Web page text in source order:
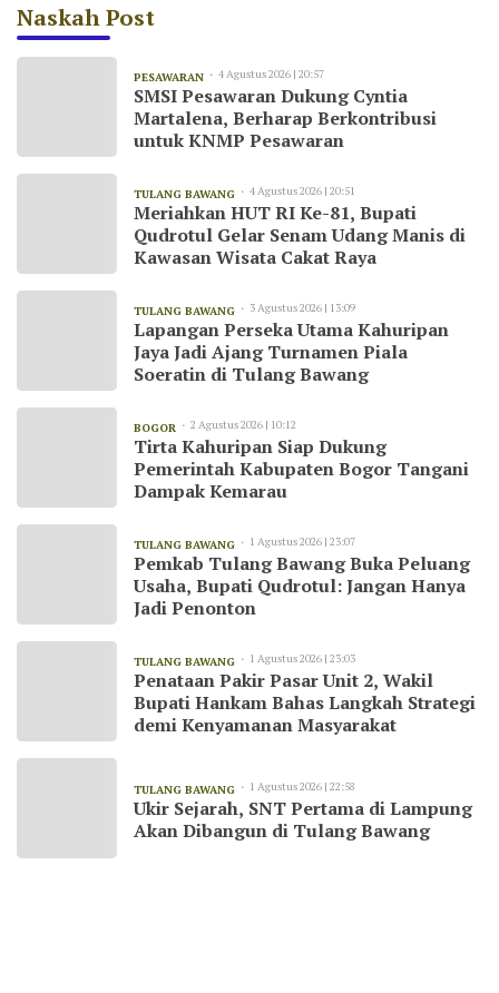
Naskah Post
PESAWARAN 4 Agustus 2026 | 20:57
SMSI Pesawaran Dukung Cyntia
Martalena, Berharap Berkontribusi
untuk KNMP Pesawaran
TULANG BAWANG 4 Agustus 2026 | 20:51
Meriahkan HUT RI Ke-81, Bupati
Qudrotul Gelar Senam Udang Manis di
Kawasan Wisata Cakat Raya
TULANG BAWANG 3 Agustus 2026 | 13:09
Lapangan Perseka Utama Kahuripan
Jaya Jadi Ajang Turnamen Piala
Soeratin di Tulang Bawang
BOGOR 2 Agustus 2026 | 10:12
Tirta Kahuripan Siap Dukung
Pemerintah Kabupaten Bogor Tangani
Dampak Kemarau
TULANG BAWANG 1 Agustus 2026 | 23:07
Pemkab Tulang Bawang Buka Peluang
Usaha, Bupati Qudrotul: Jangan Hanya
Jadi Penonton
TULANG BAWANG 1 Agustus 2026 | 23:03
Penataan Pakir Pasar Unit 2, Wakil
Bupati Hankam Bahas Langkah Strategi
demi Kenyamanan Masyarakat
TULANG BAWANG 1 Agustus 2026 | 22:58
Ukir Sejarah, SNT Pertama di Lampung
Akan Dibangun di Tulang Bawang